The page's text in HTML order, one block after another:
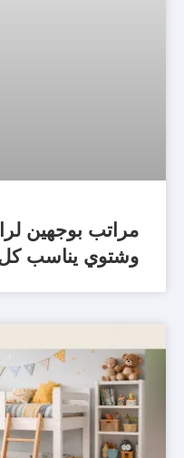
مراتب بوجهين
وشتوي يناسب